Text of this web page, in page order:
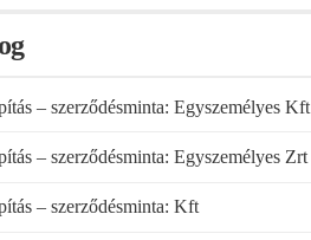
– szerződésminta: Egyszemélyes Kft
– szerződésminta: Egyszemélyes Zrt
– szerződésminta: Kft